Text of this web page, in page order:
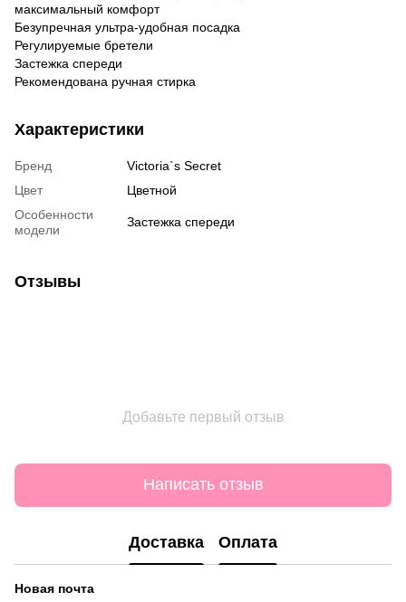
максимальный комфорт
Безупречная ультра-удобная посадка
Регулируемые бретели
Застежка спереди
Рекомендована ручная стирка
Характеристики
Бренд
Victoria`s Secret
Цвет
Цветной
Особенности
модели
Застежка спереди
Отзывы
Добавьте первый отзыв
Написать отзыв
Доставка Оплата
Новая почта